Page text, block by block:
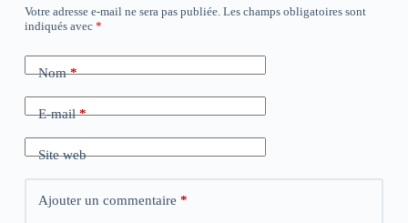
Votre adresse e-mail ne sera pas publiée. Les champs obligatoires sont
indiqués avec *
Nom*
E-mail*
Site web
Ajouter un commentaire *